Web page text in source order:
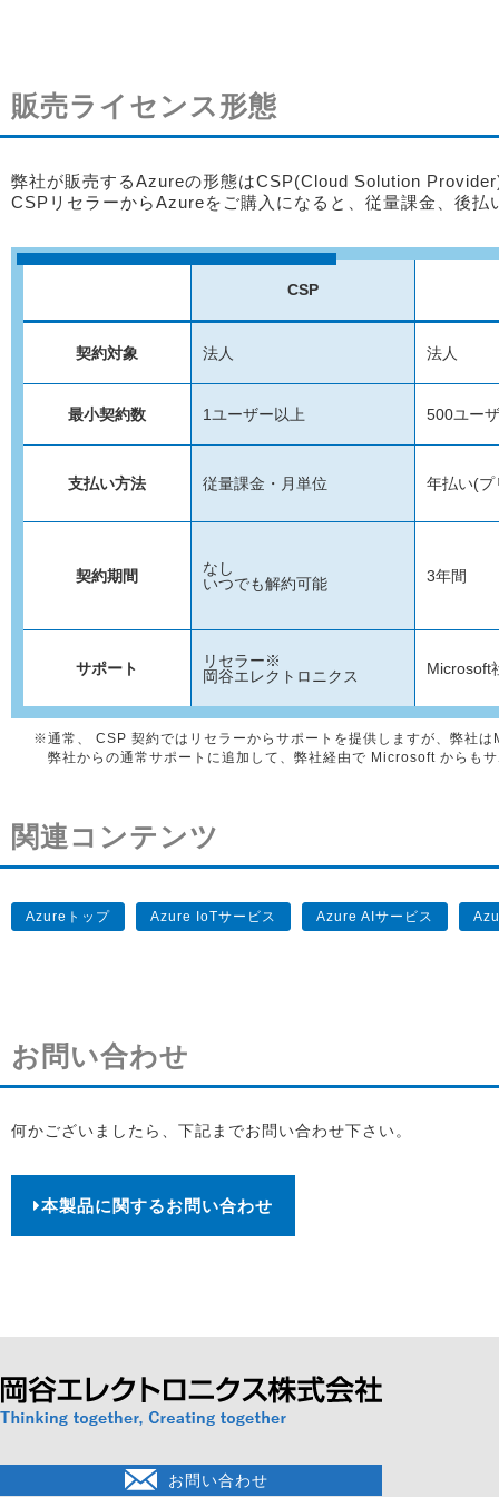
販売ライセンス形態
弊社が販売するAzureの形態はCSP(Cloud Solution
CSPリセラーからAzureをご購入になると、従量課金、後
CSP
契約対象 法人 法人
最小契約数 1ユーザー以上 500ユー
支払い方法 従量課金・月単位 年払い(プ
契約期間
なし
いつでも解約可能
3年間
サポート
リセラー※
岡谷エレクトロニクス
Microsoft
※通常、 CSP 契約ではリセラーからサポートを提供しますが、弊社
弊社からの通常サポートに追加して、弊社経由で Microsoft からも
関連コンテンツ
Azureトップ Azure IoTサービス Azure AIサービス
お問い合わせ
何かございましたら、下記までお問い合わせ下さい。
本製品に関するお問い合わせ
お問い合わせ